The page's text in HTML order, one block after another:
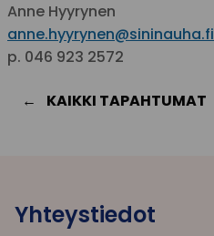
Anne Hyyrynen
anne.hyyrynen@sininauha.fi
p. 046 923 2572
KAIKKI TAPAHTUMAT
Yhteystiedot